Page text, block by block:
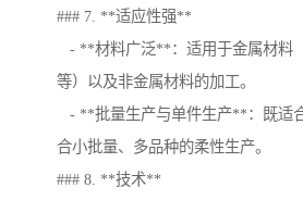
### 7. **适应性强**
- **材料广泛**：适用于金属材料
等）以及非金属材料的加工。
- **批量生产与单件生产**：既适
合小批量、多品种的柔性生产。
### 8. **技术**